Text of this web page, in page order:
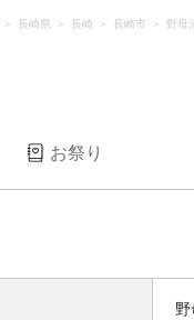
長崎県 長崎 長崎市 野母
お祭り
野